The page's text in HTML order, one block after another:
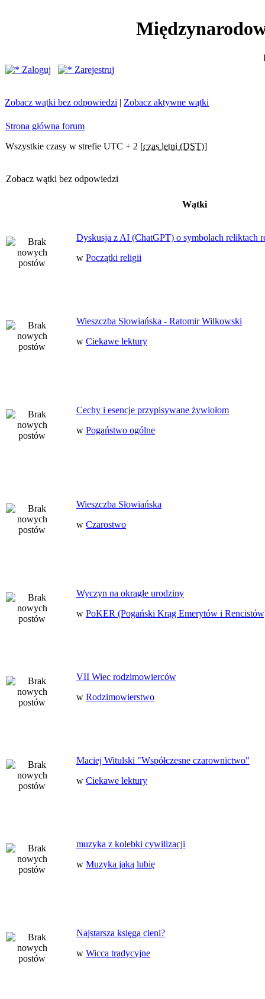
Zaloguj
Zarejestruj
Zobacz wątki bez odpowiedzi | Zobacz aktywne wątki
Strona główna forum
Wszystkie czasy w strefie UTC + 2 [czas letni (DST)]
Zobacz wątki bez odpowiedzi
Wątki
Dyskusja z AI (ChatGPT) o symbolach reliktach
w Początki religii
Wieszczba Słowiańska - Ratomir Wilkowski
w Ciekawe lektury
Cechy i esencje przypisywane żywiołom
w Pogaństwo ogólne
Wieszczba Słowiańska
w Czarostwo
Wyczyn na okrągłe urodziny
w PoKER (Pogański Krąg Emerytów i
VII Wiec rodzimowierców
w Rodzimowierstwo
Maciej Witulski "Współczesne czarownictwo"
w Ciekawe lektury
muzyka z kolebki cywilizacji
w Muzyka jaką lubię
Najstarsza księga cieni?
w Wicca tradycyjne